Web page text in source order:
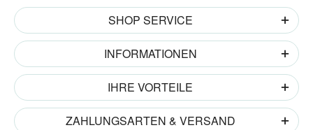
SHOP SERVICE
INFORMATIONEN
IHRE VORTEILE
ZAHLUNGSARTEN & VERSAND